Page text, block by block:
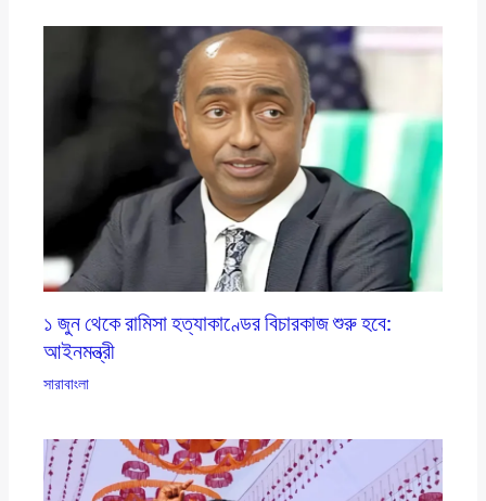
১ জুন থেকে রামিসা হত্যাকাণ্ডের বিচারকাজ শুরু হবে:
আইনমন্ত্রী
সারাবাংলা